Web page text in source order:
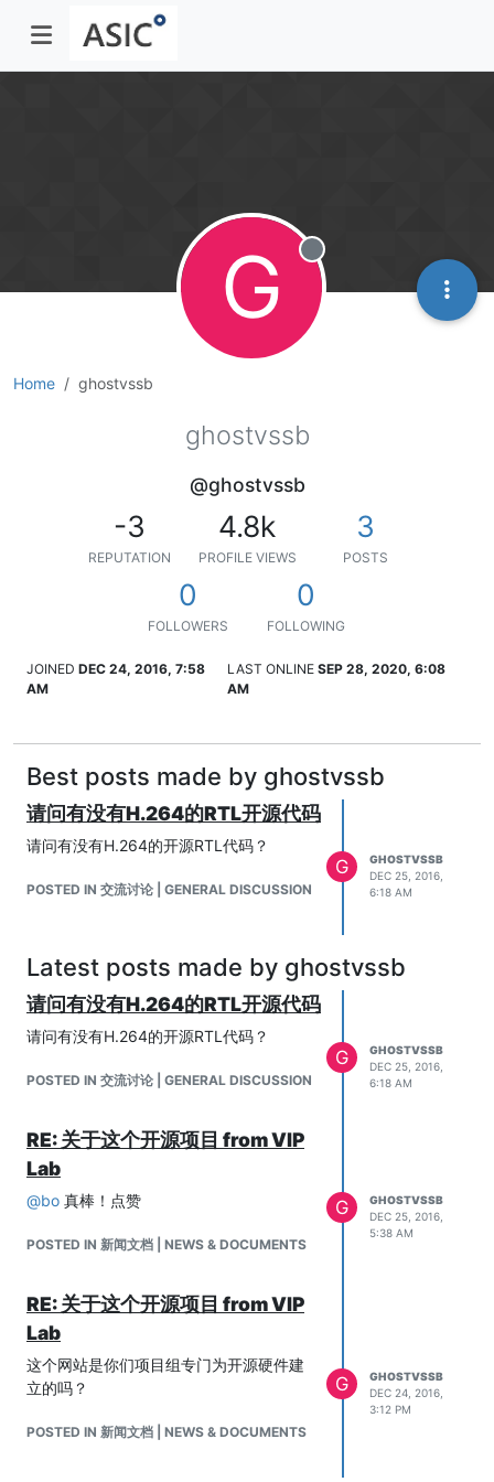
Home ghostvssb
G Offline
ghostvssb
@ghostvssb
-3
REPUTATION
4.8k
PROFILE VIEWS
3
POSTS
0
FOLLOWERS
0
FOLLOWING
JOINED DEC 24, 2016, 7:58
AM
LAST ONLINE SEP 28, 2020, 6:08
AM
Best posts made by ghostvssb
请问有没有H.264的RTL开源代码
请问有没有H.264的开源RTL代码？
POSTED IN 交流讨论 | GENERAL DISCUSSION
G
GHOSTVSSB
DEC 25, 2016,
6:18 AM
Latest posts made by ghostvssb
请问有没有H.264的RTL开源代码
请问有没有H.264的开源RTL代码？
POSTED IN 交流讨论 | GENERAL DISCUSSION
G
GHOSTVSSB
DEC 25, 2016,
6:18 AM
RE: 关于这个开源项目 from VIP
Lab
@bo 真棒！点赞
POSTED IN 新闻文档 | NEWS & DOCUMENTS
G
GHOSTVSSB
DEC 25, 2016,
5:38 AM
RE: 关于这个开源项目 from VIP
Lab
这个网站是你们项目组专门为开源硬件建
立的吗？
POSTED IN 新闻文档 | NEWS & DOCUMENTS
G
GHOSTVSSB
DEC 24, 2016,
3:12 PM